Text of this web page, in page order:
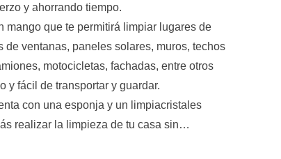
y ahorrando tiempo.
mango que te permitirá limpiar lugares de
de ventanas, paneles solares, muros, techos
motocicletas, fachadas, entre otros
y fácil de transportar y guardar.
con una esponja y un limpiacristales
realizar la limpieza de tu casa sin…
servicios.